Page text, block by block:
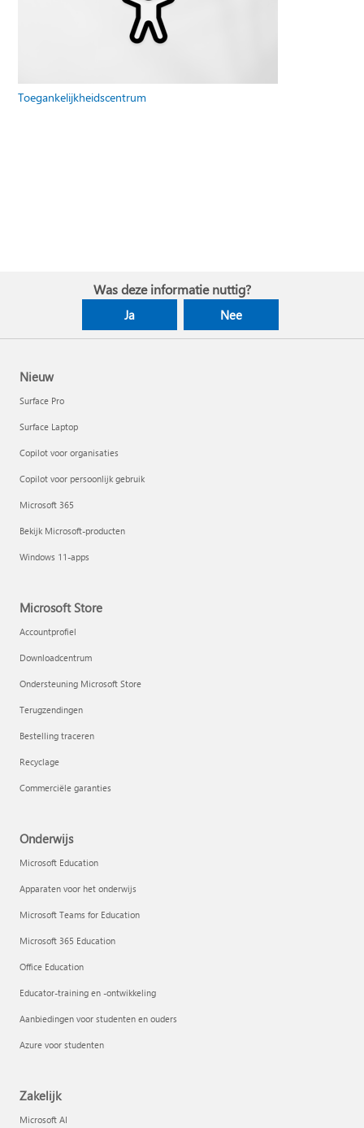
Toegankelijkheidscentrum
Was deze informatie nuttig?
Ja Nee
Nieuw
Surface Pro
Surface Laptop
Copilot voor organisaties
Copilot voor persoonlijk gebruik
Microsoft 365
Bekijk Microsoft-producten
Windows 11-apps
Microsoft Store
Accountprofiel
Downloadcentrum
Ondersteuning Microsoft Store
Terugzendingen
Bestelling traceren
Recyclage
Commerciële garanties
Onderwijs
Microsoft Education
Apparaten voor het onderwijs
Microsoft Teams for Education
Microsoft 365 Education
Office Education
Educator-training en -ontwikkeling
Aanbiedingen voor studenten en ouders
Azure voor studenten
Zakelijk
Microsoft AI